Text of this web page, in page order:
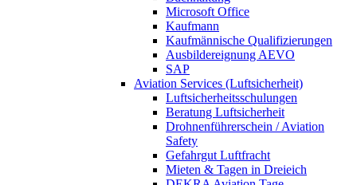
Microsoft Office
Kaufmann
Kaufmännische Qualifizierungen
Ausbildereignung AEVO
SAP
Aviation Services (Luftsicherheit)
Luftsicherheitsschulungen
Beratung Luftsicherheit
Drohnenführerschein / Aviation
Safety
Gefahrgut Luftfracht
Mieten & Tagen in Dreieich